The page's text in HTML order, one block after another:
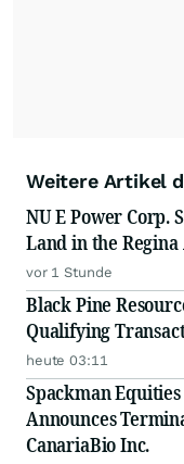
Weitere Artikel
NU E Power Corp.
Land in the Regina
vor 1 Stunde
Black Pine
Qualifying
heute 03:11
Spackman
Announces
CanariaBio Inc.